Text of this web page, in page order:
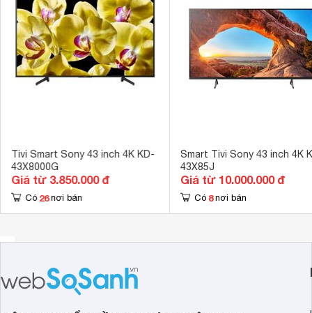
Công nghệ âm thanh Hỗ trợ định
Tổng công suất loa 20W
Số lượng loa 2
Kích thước có chân, đặt bàn 107.2 x 69.9
Tivi Smart Sony 43 inch 4K KD-
43X8000G
Giá từ 3.850.000 đ
Có 26 nơi bán
Smart Tivi Sony 43 inch 4K
43X85J
Giá từ 10.000.000 đ
Có 8 nơi bán